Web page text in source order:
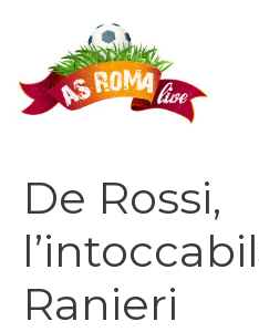
contenuto
De Rossi,
Ranieri